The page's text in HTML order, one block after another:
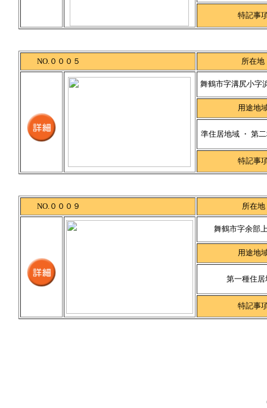
特記事
NO.０００５ 所在地
舞鶴市字溝尻小字
用途地
準住居地域 ・ 第
特記事
NO.０００９ 所在地
舞鶴市字余部
用途地
第一種住居
特記事